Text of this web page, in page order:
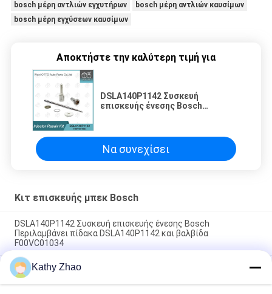
bosch μέρη αντλιών εγχυτήρων
bosch μέρη αντλιών καυσίμων
bosch μέρη εγχύσεων καυσίμων
Αποκτήστε την καλύτερη τιμή για
DSLA140P1142 Συσκευή
επισκευής ένεσης Bosch
F00VC01034
Να συνεχίσει
Κιτ επισκευής μπεκ Bosch
DSLA140P1142 Συσκευή επισκευής ένεσης Bosch
Περιλαμβάνει πίδακα DSLA140P1142 και βαλβίδα
F00VC01034
F00VW30112 κιτ επισκευής μπεκ ψεκασμού για μπεκ
ψεκασμού 0445110581 Injclude ακροφύσιο F00VW30112 και
καπάκι βαλβίδας T614
Kathy Zhao